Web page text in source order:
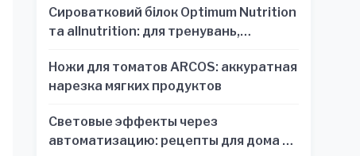
Сироватковий білок Optimum Nutrition
та allnutrition: для тренувань,
Ножи для томатов ARCOS: аккуратная
нарезка мягких продуктов
Световые эффекты через
автоматизацию: рецепты для дома и